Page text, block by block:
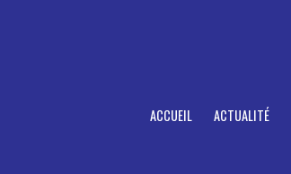
ACCUEIL ACTUALITÉ